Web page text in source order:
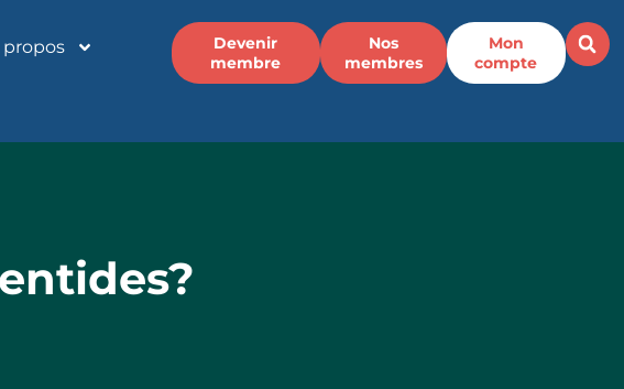
propos
Devenir
membre
Nos
membres
Mon
compte